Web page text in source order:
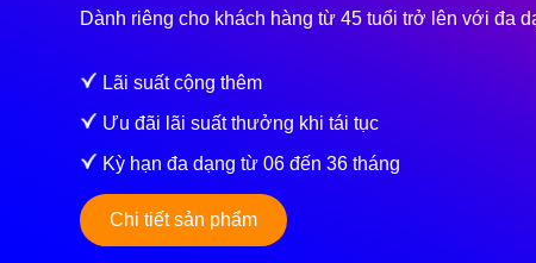
Dành riêng cho khách hàng từ 45 tuổi trở lên với đa
Lãi suất cộng thêm
Ưu đãi lãi suất thưởng khi tái tục
Kỳ hạn đa dạng từ 06 đến 36 tháng
Chi tiết sản phẩm